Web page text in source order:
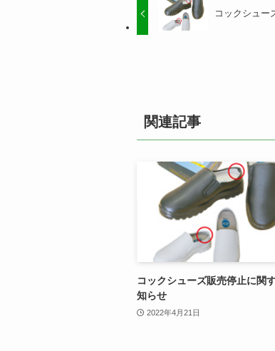
コックシュー
関連記事
コックシューズ販売停止に関
知らせ
2022年4月21日